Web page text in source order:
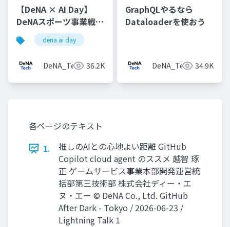
【DeNA × AI Day】
DeNAスポーツ事業戦略
とベイスターズAI強化
プロジェクト
dena ai day
DeNA_Tech 36.2K
GraphQLやるなら
Dataloaderを使おう
DeNA_Tech 34.9K
各ページのテキスト
1.
推しのAIとの心地よい距離 GitHub
Copilot cloud agent のススメ 越智 琢
正 ゲームサービス事業本部開発運営統
括部第三技術部 株式会社ディー・エ
ヌ・エー © DeNA Co., Ltd. GitHub
After Dark - Tokyo / 2026-06-23 /
Lightning Talk 1